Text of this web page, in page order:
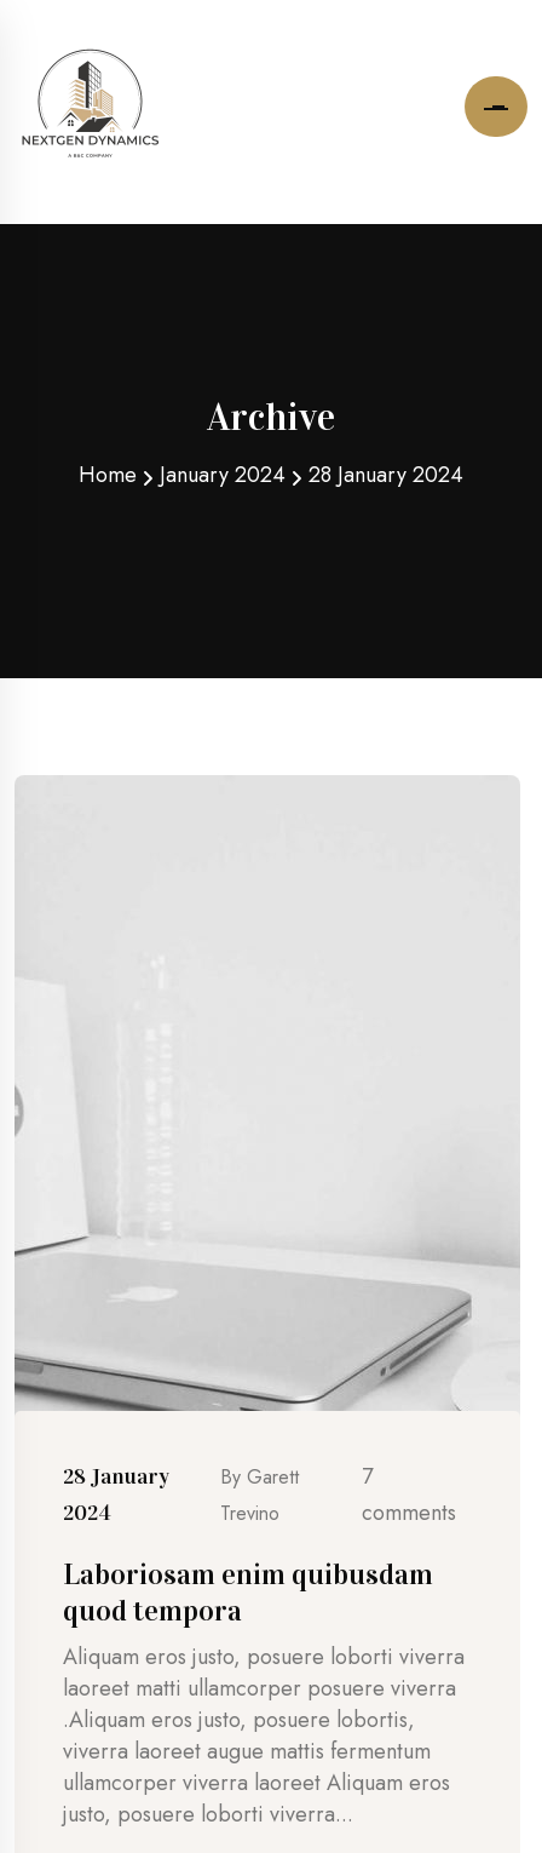
Archive
Home January 2024 28 January 2024
28 January
2024
ByGarett
Trevino
7
comments
Laboriosam enim quibusdam
quod tempora
Aliquam eros justo, posuere loborti viverra
laoreet matti ullamcorper posuere viverra
.Aliquam eros justo, posuere lobortis,
viverra laoreet augue mattis fermentum
ullamcorper viverra laoreet Aliquam eros
justo, posuere loborti viverra...